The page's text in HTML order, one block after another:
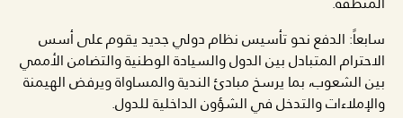
سابعاً: الدفع نحو تأسيس نظام دولي جديد يقوم على أسس
الاحترام المتبادل بين الدول والسيادة الوطنية والتضامن الأممي
بين الشعوب، بما يرسخ مبادئ الندية والمساواة ويرفض الهيمنة
والإملاءات والتدخل في الشؤون الداخلية للدول.